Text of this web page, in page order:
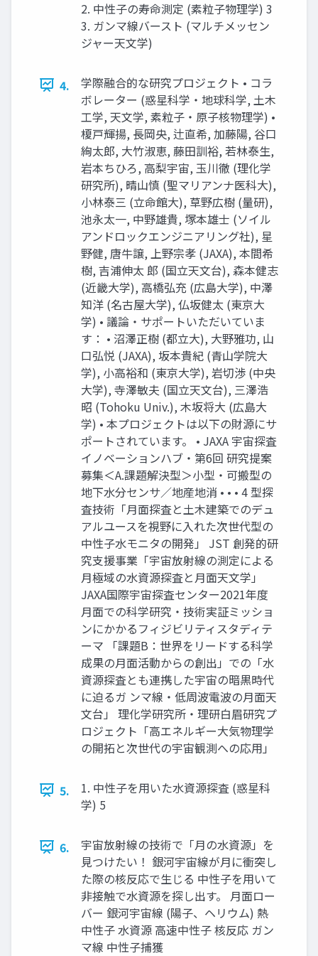
2. 中性子の寿命測定 (素粒子物理学) 3
3. ガンマ線バースト (マルチメッセン
ジャー天文学)
4.
学際融合的な研究プロジェクト • コラ
ボレーター (惑星科学・地球科学, 土木
工学, 天文学, 素粒子・原子核物理学) •
榎戸輝揚, 長岡央, 辻直希, 加藤陽, 谷口
絢太郎, 大竹淑恵, 藤田訓裕, 若林泰生,
岩本ちひろ, 高梨宇宙, 玉川徹 (理化学
研究所), 晴山慎 (聖マリアンナ医科大),
小林泰三 (立命館大), 草野広樹 (量研),
池永太一, 中野雄貴, 塚本雄士 (ソイル
アンドロックエンジニアリング社), 星
野健, 唐牛譲, 上野宗孝 (JAXA), 本間希
樹, 吉浦伸太 郎 (国立天文台), 森本健志
(近畿大学), 高橋弘充 (広島大学), 中澤
知洋 (名古屋大学), 仏坂健太 (東京大
学) • 議論・サポートいただいていま
す： • 沼澤正樹 (都立大), 大野雅功, 山
口弘悦 (JAXA), 坂本貴紀 (青山学院大
学), 小高裕和 (東京大学), 岩切渉 (中央
大学), 寺澤敏夫 (国立天文台), 三澤浩
昭 (Tohoku Univ.), 木坂将大 (広島大
学) • 本プロジェクトは以下の財源にサ
ポートされています。 • JAXA 宇宙探査
イノベーションハブ・第6回 研究提案
募集＜A.課題解決型＞小型・可搬型の
地下水分センサ／地産地消 • • • 4 型探
査技術「月面探査と土木建築でのデュ
アルユースを視野に入れた次世代型の
中性子水モニタの開発」 JST 創発的研
究支援事業「宇宙放射線の測定による
月極域の水資源探査と月面天文学」
JAXA国際宇宙探査センター2021年度
月面での科学研究・技術実証ミッショ
ンにかかるフィジビリティスタディテ
ーマ 「課題B：世界をリードする科学
成果の月面活動からの創出」での「水
資源探査とも連携した宇宙の暗黒時代
に迫るガ ンマ線・低周波電波の月面天
文台」 理化学研究所・理研白眉研究プ
ロジェクト「高エネルギー大気物理学
の開拓と次世代の宇宙観測への応用」
5.
1. 中性子を用いた水資源探査 (惑星科
学) 5
6.
宇宙放射線の技術で「月の水資源」を
見つけたい！ 銀河宇宙線が月に衝突し
た際の核反応で生じる 中性子を用いて
非接触で水資源を探し出す。 月面ロー
バー 銀河宇宙線 (陽子、ヘリウム) 熱
中性子 水資源 高速中性子 核反応 ガン
マ線 中性子捕獲